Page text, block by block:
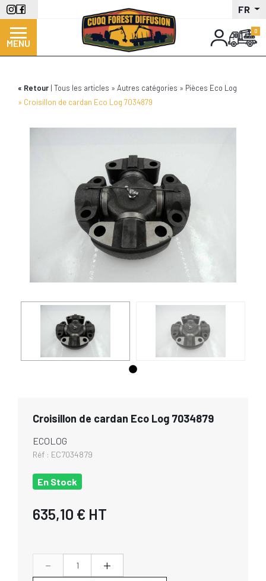
Aller
au
contenu
principal
FR
MENU
Retour Tous les articles Autres catégories
Pièces Eco Log
Croisillon de cardan Eco Log 7034879
Croisillon de cardan Eco Log 7034879
ECOLOG
Réf : EC7034879
En Stock
635,10 € HT
- +